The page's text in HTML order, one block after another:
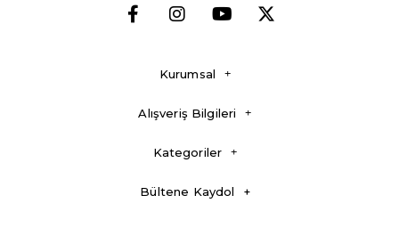
Kurumsal
Alışveriş Bilgileri
Kategoriler
Bültene Kaydol